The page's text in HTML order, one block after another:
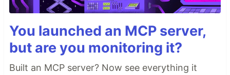
You launched an MCP server,
but are you monitoring it?
Built an MCP server? Now see everything it